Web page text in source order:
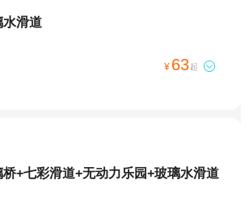
水滑道
¥ 63起 
+七彩滑道+无动力乐园+玻璃水滑道